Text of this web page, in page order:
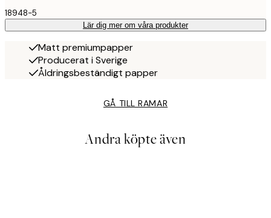
18948-5
Lär dig mer om våra produkter
Matt premiumpapper
Producerat i Sverige
Åldringsbeständigt papper
GÅ TILL RAMAR
Andra köpte även